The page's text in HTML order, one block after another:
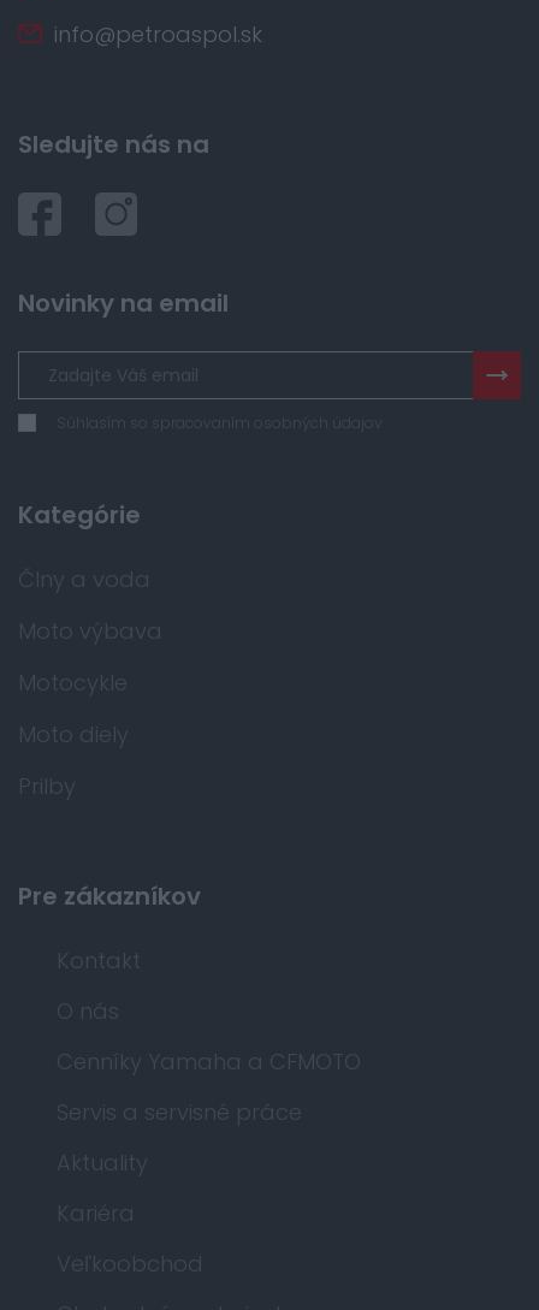
info@petroaspol.sk
Sledujte nás na
Novinky na email
Súhlasím so spracovaním osobných údajov
Kategórie
Člny a voda
Moto výbava
Motocykle
Moto diely
Prilby
Pre zákazníkov
Kontakt
O nás
Cenníky Yamaha a CFMOTO
Servis a servisné práce
Aktuality
Kariéra
Veľkoobchod